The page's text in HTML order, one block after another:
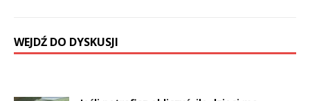
WEJDŹ DO DYSKUSJI